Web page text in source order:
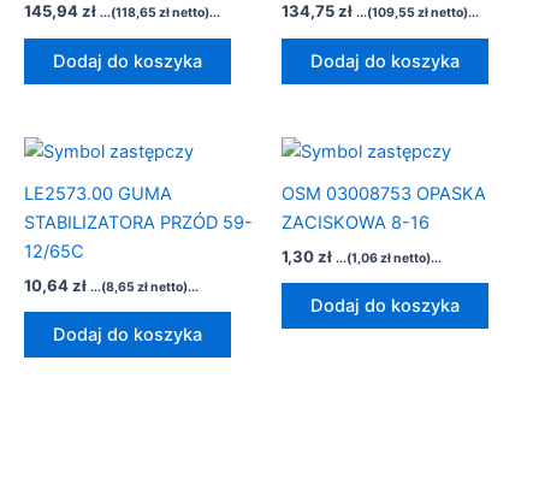
145,94zł ...(118,65złnetto)...
Dodaj do koszyka
134,75zł ...(109,55złnetto)...
Dodaj do koszyka
LE2573.00 GUMA
STABILIZATORA PRZÓD 59-
12/65C
10,64zł ...(8,65złnetto)...
Dodaj do koszyka
OSM 03008753 OPASKA
ZACISKOWA 8-16
1,30zł ...(1,06złnetto)...
Dodaj do koszyka